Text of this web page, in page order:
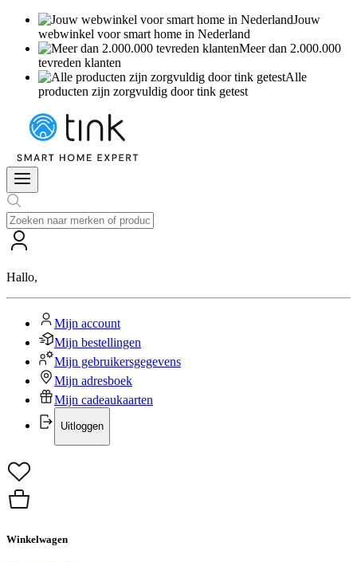
Jouw
webwinkel voor smart home in Nederland
Meer dan 2.000.000
tevreden klanten
Alle
producten zijn zorgvuldig door tink getest
Hallo,
Mijn account
Mijn bestellingen
Mijn gebruikersgegevens
Mijn adresboek
Mijn cadeaukaarten
Uitloggen
Winkelwagen